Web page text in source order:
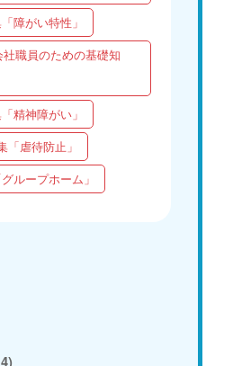
障がい特性」
職員のための基礎知
精神障がい」
「虐待防止」
ループホーム」